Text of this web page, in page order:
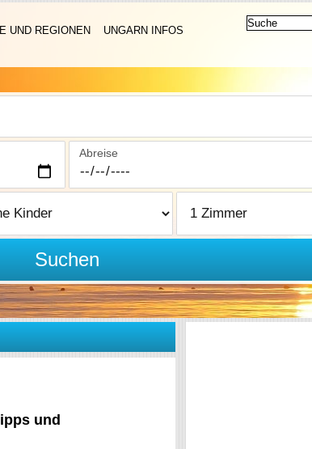
UND REGIONEN
UNGARN INFOS
Abreise
Suchen
und